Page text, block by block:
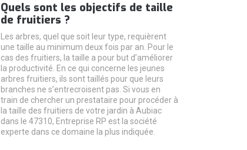
Quels sont les objectifs de taille
de fruitiers ?
Les arbres, quel que soit leur type, requièrent
une taille au minimum deux fois par an. Pour le
cas des fruitiers, la taille a pour but d’améliorer
la productivité. En ce qui concerne les jeunes
arbres fruitiers, ils sont taillés pour que leurs
branches ne s’entrecroisent pas. Si vous en
train de chercher un prestataire pour procéder à
la taille des fruitiers de votre jardin à Aubiac
dans le 47310, Entreprise RP est la société
experte dans ce domaine la plus indiquée.